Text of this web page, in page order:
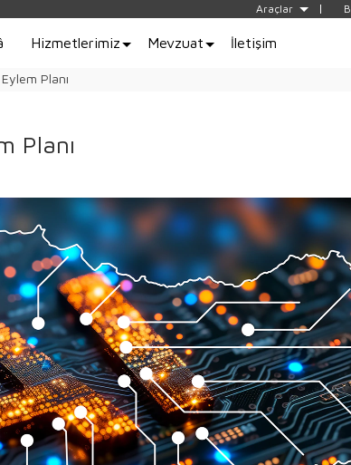
Araçlar
Hizmetlerimiz Mevzuat İletişim
Planı
Planı